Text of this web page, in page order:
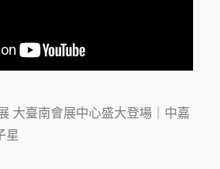
大臺南會展中心盛大登場｜中嘉
星